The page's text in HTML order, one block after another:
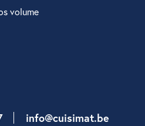
volume
info@cuisimat.be